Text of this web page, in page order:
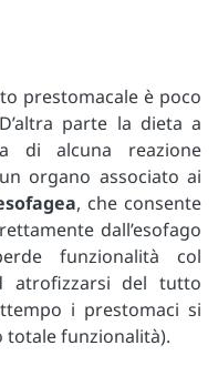
prestomacale è poco
parte la dieta a
di alcuna reazione
organo associato ai
, che consente
dall’esofago
funzionalità col
atrofizzarsi del tutto
i prestomaci si
totale funzionalità).